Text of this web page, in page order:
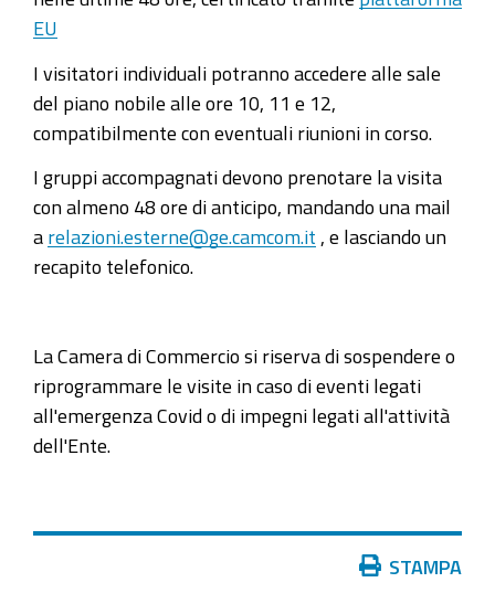
EU
I visitatori individuali potranno accedere alle sale
del piano nobile alle ore 10, 11 e 12,
compatibilmente con eventuali riunioni in corso.
I gruppi accompagnati devono prenotare la visita
con almeno 48 ore di anticipo, mandando una mail
a relazioni.esterne@ge.camcom.it , e lasciando un
recapito telefonico.
La Camera di Commercio si riserva di sospendere o
riprogrammare le visite in caso di eventi legati
all'emergenza Covid o di impegni legati all'attività
dell'Ente.
STAMPA